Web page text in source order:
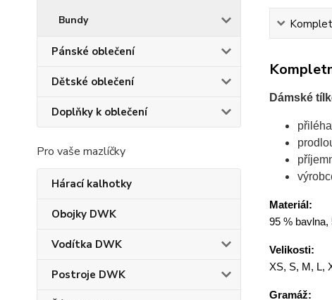
Bundy
Pánské oblečení
Dětské oblečení
Doplňky k oblečení
Pro vaše mazlíčky
Hárací kalhotky
Obojky DWK
Vodítka DWK
Postroje DWK
Dámské
Materiál:
95 %
Velikosti:
XS, S, M, L,
Gramáž: